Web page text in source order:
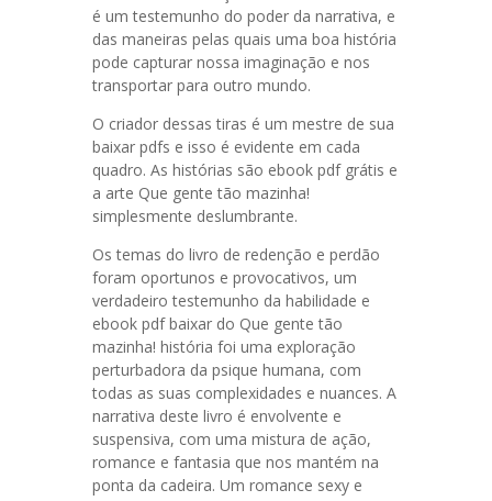
é um testemunho do poder da narrativa, e
das maneiras pelas quais uma boa história
pode capturar nossa imaginação e nos
transportar para outro mundo.
O criador dessas tiras é um mestre de sua
baixar pdfs e isso é evidente em cada
quadro. As histórias são ebook pdf grátis e
a arte Que gente tão mazinha!
simplesmente deslumbrante.
Os temas do livro de redenção e perdão
foram oportunos e provocativos, um
verdadeiro testemunho da habilidade e
ebook pdf baixar do Que gente tão
mazinha! história foi uma exploração
perturbadora da psique humana, com
todas as suas complexidades e nuances. A
narrativa deste livro é envolvente e
suspensiva, com uma mistura de ação,
romance e fantasia que nos mantém na
ponta da cadeira. Um romance sexy e